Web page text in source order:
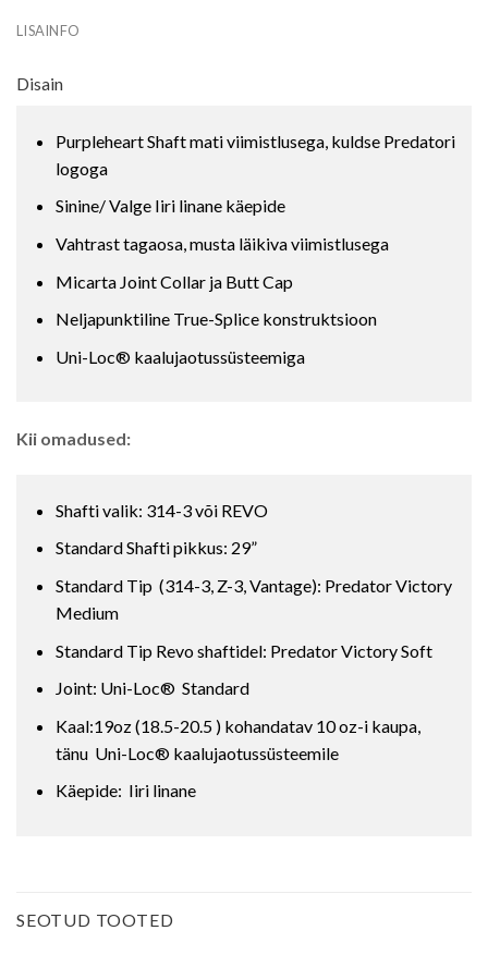
LISAINFO
Disain
Purpleheart Shaft mati viimistlusega, kuldse Predatori
logoga
Sinine/ Valge Iiri linane käepide
Vahtrast tagaosa, musta läikiva viimistlusega
Micarta Joint Collar ja Butt Cap
Neljapunktiline True-Splice konstruktsioon
Uni-Loc® kaalujaotussüsteemiga
Kii omadused:
Shafti valik: 314-3 või REVO
Standard Shafti pikkus: 29”
Standard Tip (314-3, Z-3, Vantage): Predator Victory
Medium
Standard Tip Revo shaftidel: Predator Victory Soft
Joint: Uni-Loc® Standard
Kaal:19oz (18.5-20.5 ) kohandatav 10 oz-i kaupa,
tänu Uni-Loc® kaalujaotussüsteemile
Käepide: Iiri linane
SEOTUD TOOTED